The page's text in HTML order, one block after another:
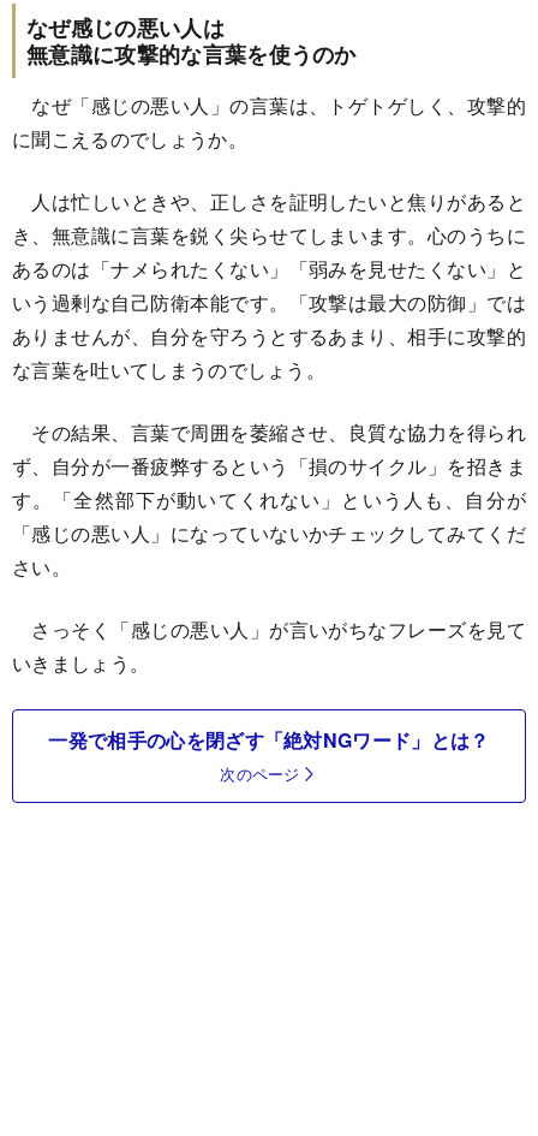
なぜ感じの悪い人は
無意識に攻撃的な言葉を使うのか
なぜ「感じの悪い人」の言葉は、トゲトゲしく、攻撃的
に聞こえるのでしょうか。
人は忙しいときや、正しさを証明したいと焦りがあると
き、無意識に言葉を鋭く尖らせてしまいます。心のうちに
あるのは「ナメられたくない」「弱みを見せたくない」と
いう過剰な自己防衛本能です。「攻撃は最大の防御」では
ありませんが、自分を守ろうとするあまり、相手に攻撃的
な言葉を吐いてしまうのでしょう。
その結果、言葉で周囲を萎縮させ、良質な協力を得られ
ず、自分が一番疲弊するという「損のサイクル」を招きま
す。「全然部下が動いてくれない」という人も、自分が
「感じの悪い人」になっていないかチェックしてみてくだ
さい。
さっそく「感じの悪い人」が言いがちなフレーズを見て
いきましょう。
一発で相手の心を閉ざす「絶対NGワード」とは？
次のページ